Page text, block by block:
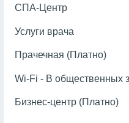
СПА-Центр
Услуги врача
Прачечная (Платно)
Wi-Fi - В общественных
Бизнес-центр (Платно)